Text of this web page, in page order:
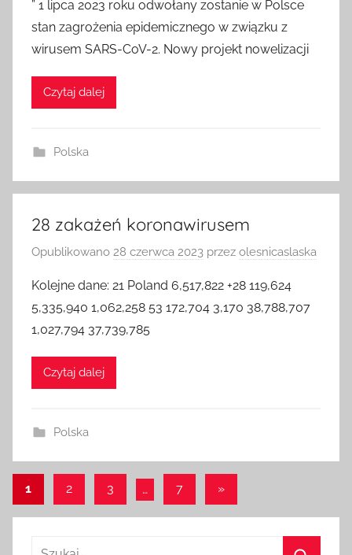
” 1 lipca 2023 roku odwołany zostanie w Polsce
stan zagrożenia epidemicznego w związku z
wirusem SARS-CoV-2. Nowy projekt nowelizacji
Czytaj dalej
Polska
28 zakażeń koronawirusem
Opublikowano 28 czerwca 2023 przez olesnicaslaska
Kolejne dane: 21 Poland 6,517,822 +28 119,624
5,335,940 1,062,258 53 172,704 3,170 38,788,707
1,027,794 37,739,785
Czytaj dalej
Polska
Stronicowanie
wpisów
1 2 3 … 7
Następne
wpisy
»
Szukaj: